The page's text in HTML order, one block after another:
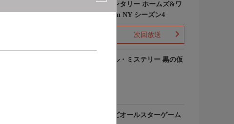
エレメンタリー ホームズ&ワ
トソン in NY シーズン4
次回放送
ルーヴル・ミステリー 黒の仮
マイナビオールスターゲーム